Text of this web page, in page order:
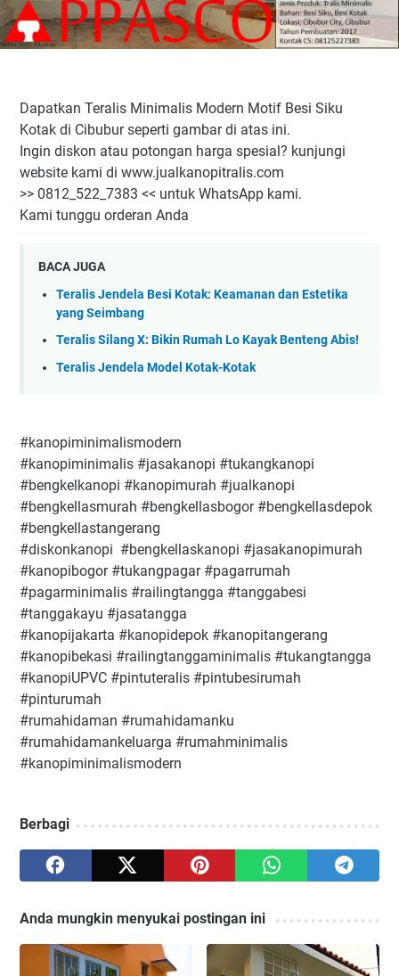
Dapatkan Teralis Minimalis Modern Motif Besi Siku
Kotak di Cibubur seperti gambar di atas ini.
Ingin diskon atau potongan harga spesial? kunjungi
website kami di www.jualkanopitralis.com
>> 0812_522_7383 << untuk WhatsApp kami.
Kami tunggu orderan Anda
BACA JUGA
Teralis Jendela Besi Kotak: Keamanan dan Estetika
yang Seimbang
Teralis Silang X: Bikin Rumah Lo Kayak Benteng Abis!
Teralis Jendela Model Kotak-Kotak
#kanopiminimalismodern
#kanopiminimalis #jasakanopi #tukangkanopi
#bengkelkanopi #kanopimurah #jualkanopi
#bengkellasmurah #bengkellasbogor #bengkellasdepok
#bengkellastangerang
#diskonkanopi #bengkellaskanopi #jasakanopimurah
#kanopibogor #tukangpagar #pagarrumah
#pagarminimalis #railingtangga #tanggabesi
#tanggakayu #jasatangga
#kanopijakarta #kanopidepok #kanopitangerang
#kanopibekasi #railingtanggaminimalis #tukangtangga
#kanopiUPVC #pintuteralis #pintubesirumah
#pinturumah
#rumahidaman #rumahidamanku
#rumahidamankeluarga #rumahminimalis
#kanopiminimalismodern
Berbagi
Anda mungkin menyukai postingan ini